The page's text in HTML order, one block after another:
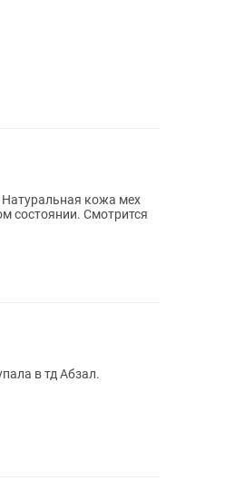
Натуральная кожа мех
состоянии. Смотрится
в тд Абзал.